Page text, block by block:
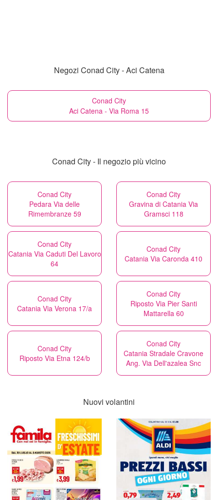
Negozi Conad City - Aci Catena
Conad City
Aci Catena - Via Roma 15
Conad City - Il negozio più vicino
Conad City
Pedara Via delle
Rimembranze 59
Conad City
Gravina di Catania Via
Gramsci 118
Conad City
Catania Via Caduti Del Lavoro
64
Conad City
Catania Via Caronda 410
Conad City
Catania Via Verona 17/a
Conad City
Riposto Via Pier Santi
Mattarella 60
Conad City
Riposto Via Etna 124/b
Conad City
Catania Stradale Cravone
Ang. Via Dell'azalea Snc
Nuovi volantini